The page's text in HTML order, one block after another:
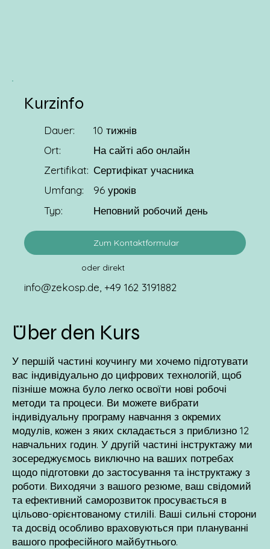
Kurzinfo
Zum Kontaktformular
Dauer:
Ort:
Zertifikat:
Umfang:
Typ:
10 тижнів
На сайті або онлайн
Сертифікат учасника
96 уроків
Неповний робочий день
oder direkt
info@zekosp.de , +49 162 3191882
Über den Kurs
У першій частині коучингу ми хочемо підготувати
вас індивідуально до цифрових технологій, щоб
пізніше можна було легко освоїти нові робочі
методи та процеси. Ви можете вибрати
індивідуальну програму навчання з окремих
модулів, кожен з яких складається з приблизно 12
навчальних годин. У другій частині інструктажу ми
зосереджуємось виключно на ваших потребах
щодо підготовки до застосування та інструктажу з
роботи. Виходячи з вашого резюме, ваш свідомий
та ефективний саморозвиток просувається в
цільово-орієнтованому стиліІі. Ваші сильні сторони
та досвід особливо враховуються при плануванні
вашого професійного майбутнього.